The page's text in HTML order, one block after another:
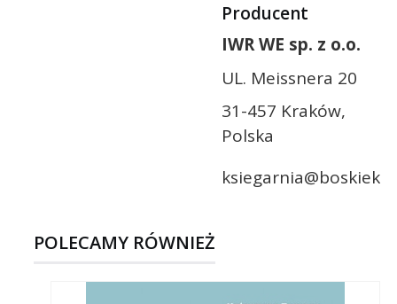
Producent
IWR WE sp. z o.o.
UL. Meissnera 20
31-457 Kraków,
Polska
POLECAMY RÓWNIEŻ